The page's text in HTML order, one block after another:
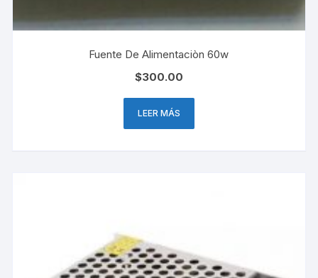
Fuente De Alimentaciòn 60w
$300.00
LEER MÁS